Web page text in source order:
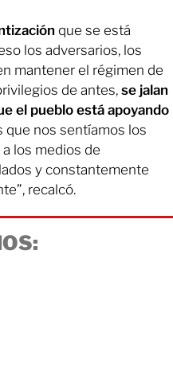
que se está
los adversarios, los
mantener el régimen de
de antes, se jalan
el pueblo está apoyando
que nos sentíamos los
los medios de
y constantemente
recalcó.